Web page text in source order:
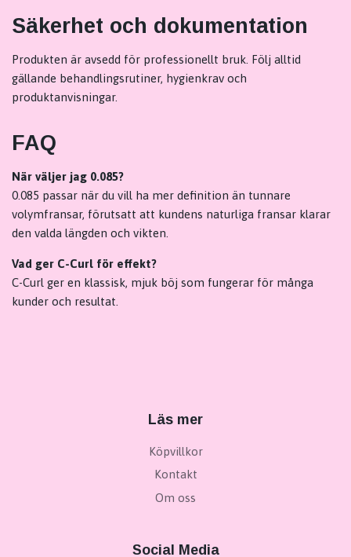
Säkerhet och dokumentation
Produkten är avsedd för professionellt bruk. Följ alltid
gällande behandlingsrutiner, hygienkrav och
produktanvisningar.
FAQ
När väljer jag 0.085?
0.085 passar när du vill ha mer definition än tunnare
volymfransar, förutsatt att kundens naturliga fransar klarar
den valda längden och vikten.
Vad ger C-Curl för effekt?
C-Curl ger en klassisk, mjuk böj som fungerar för många
kunder och resultat.
Läs mer
Köpvillkor
Kontakt
Om oss
Social Media